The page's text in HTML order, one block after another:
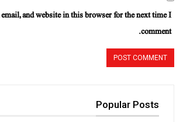
email, and website in this browser for the next time I
comment.
Popular Posts